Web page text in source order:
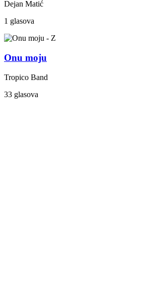
Dejan Matić
1 glasova
Onu moju
Tropico Band
33 glasova